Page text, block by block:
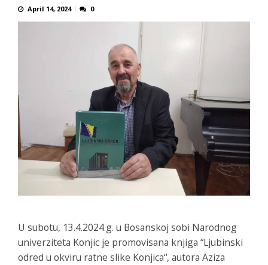
April 14, 2024 0
U subotu, 13.4.2024.g. u Bosanskoj sobi Narodnog
univerziteta Konjic je promovisana knjiga “Ljubinski
odred u okviru ratne slike Konjica“, autora Aziza